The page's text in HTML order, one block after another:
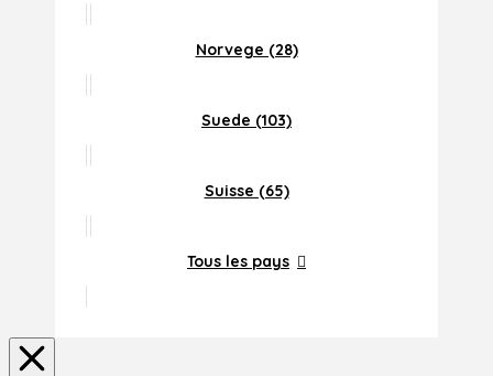
Norvege (28)
Suede (103)
Suisse (65)
Tous les pays